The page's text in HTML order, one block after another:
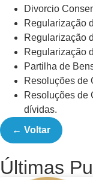
Divorcio
Regularização
Regularização
Regularização
Partilha de
Resoluções de
Resoluções de
dívidas.
← Voltar
Últimas